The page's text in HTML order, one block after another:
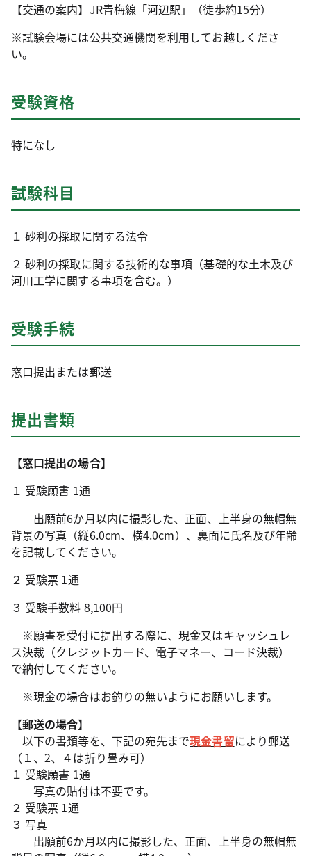
【交通の案内】JR青梅線「河辺駅」（徒歩約15分）
※試験会場には公共交通機関を利用してお越しくださ
い。
受験資格
特になし
試験科目
１ 砂利の採取に関する法令
２ 砂利の採取に関する技術的な事項（基礎的な土木及び
河川工学に関する事項を含む。）
受験手続
窓口提出または郵送
提出書類
【窓口提出の場合】
１ 受験願書 1通
出願前6か月以内に撮影した、正面、上半身の無帽無
背景の写真（縦6.0cm、横4.0cm）、裏面に氏名及び年齢
を記載してください。
２ 受験票 1通
３ 受験手数料 8,100円
※願書を受付に提出する際に、現金又はキャッシュレ
ス決裁（クレジットカード、電子マネー、コード決裁）
で納付してください。
※現金の場合はお釣りの無いようにお願いします。
【郵送の場合】
以下の書類等を、下記の宛先まで現金書留により郵送
（１、2、４は折り畳み可）
１ 受験願書 1通
写真の貼付は不要です。
２ 受験票 1通
３ 写真
出願前6か月以内に撮影した、正面、上半身の無帽無